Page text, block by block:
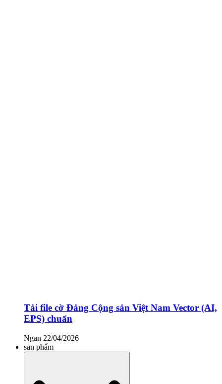
Tải file cờ Đảng Cộng sản Việt Nam Vector (AI,
EPS) chuẩn
Ngan 22/04/2026
sản phẩm